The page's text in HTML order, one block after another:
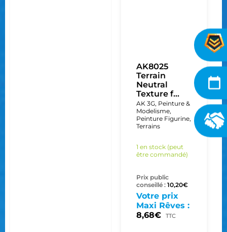
AK8025
Terrain
Neutral
Texture f...
AK 3G, Peinture &
Modelisme,
Peinture Figurine,
Terrains
1 en stock (peut
être commandé)
Prix public
conseillé : 10,20€
Votre prix
Maxi Rêves :
8,68€ TTC